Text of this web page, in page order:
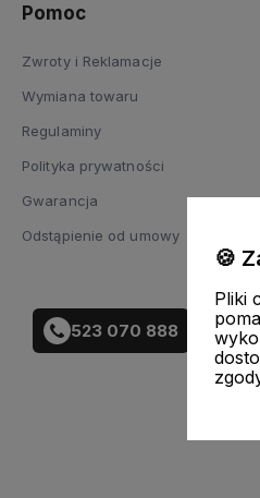
523 070 888
Pomoc
Zwroty i Reklamacje
Wymiana towaru
Regulaminy
Polityka prywatności
Gwarancja
Odstąpienie od umowy
🍪
Pliki